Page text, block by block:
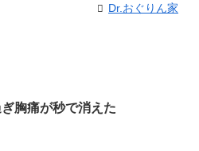
Dr.おぐりん家
胸痛が秒で消えた